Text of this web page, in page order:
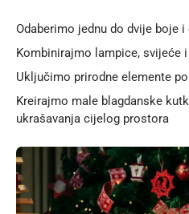
Odaberimo jednu do dvije boje
Kombinirajmo lampice, svijeće
Uključimo prirodne elemente
Kreirajmo male blagdanske
ukrašavanja cijelog prostora